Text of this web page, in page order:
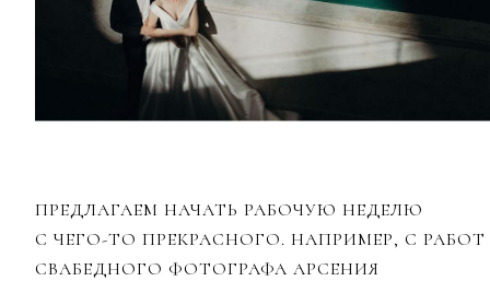
ПРЕДЛАГАЕМ НАЧАТЬ РАБОЧУЮ НЕДЕЛЮ
С ЧЕГО-ТО ПРЕКРАСНОГО. НАПРИМЕР, С РАБОТ
СВАБЕДНОГО ФОТОГРАФА АРСЕНИЯ